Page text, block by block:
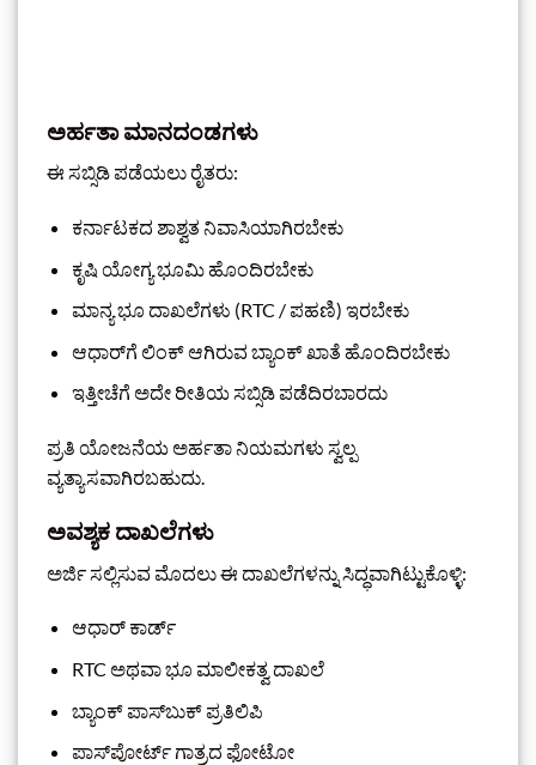
ಅರ್ಹತಾ ಮಾನದಂಡಗಳು
ಈ ಸಬ್ಸಿಡಿ ಪಡೆಯಲು ರೈತರು:
ಕರ್ನಾಟಕದ ಶಾಶ್ವತ ನಿವಾಸಿಯಾಗಿರಬೇಕು
ಕೃಷಿ ಯೋಗ್ಯ ಭೂಮಿ ಹೊಂದಿರಬೇಕು
ಮಾನ್ಯ ಭೂ ದಾಖಲೆಗಳು (RTC / ಪಹಣಿ) ಇರಬೇಕು
ಆಧಾರ್‌ಗೆ ಲಿಂಕ್ ಆಗಿರುವ ಬ್ಯಾಂಕ್ ಖಾತೆ ಹೊಂದಿರಬೇಕು
ಇತ್ತೀಚೆಗೆ ಅದೇ ರೀತಿಯ ಸಬ್ಸಿಡಿ ಪಡೆದಿರಬಾರದು
ಪ್ರತಿ ಯೋಜನೆಯ ಅರ್ಹತಾ ನಿಯಮಗಳು ಸ್ವಲ್ಪ
ವ್ಯತ್ಯಾಸವಾಗಿರಬಹುದು.
ಅವಶ್ಯಕ ದಾಖಲೆಗಳು
ಅರ್ಜಿ ಸಲ್ಲಿಸುವ ಮೊದಲು ಈ ದಾಖಲೆಗಳನ್ನು ಸಿದ್ಧವಾಗಿಟ್ಟುಕೊಳ್ಳಿ:
ಆಧಾರ್ ಕಾರ್ಡ್
RTC ಅಥವಾ ಭೂ ಮಾಲೀಕತ್ವ ದಾಖಲೆ
ಬ್ಯಾಂಕ್ ಪಾಸ್‌ಬುಕ್ ಪ್ರತಿಲಿಪಿ
ಪಾಸ್‌ಪೋರ್ಟ್ ಗಾತ್ರದ ಫೋಟೋ